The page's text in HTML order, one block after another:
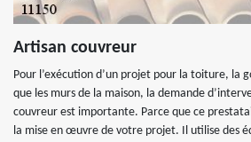
Artisan couvreur
Pour l’exécution d’un projet pour la toiture, la
que les murs de la maison, la demande
couvreur est importante. Parce que ce
la mise en œuvre de votre projet. Il utilise des